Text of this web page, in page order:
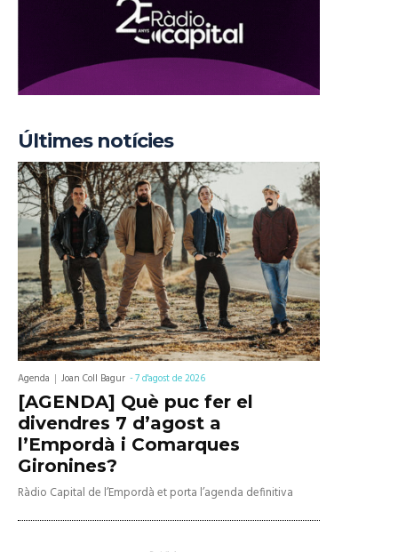
Últimes notícies
Agenda Joan Coll Bagur -7 d'agost de 2026
[AGENDA] Què puc fer el
divendres 7 d’agost a
l’Empordà i Comarques
Gironines?
Ràdio Capital de l’Empordà et porta l’agenda definitiva